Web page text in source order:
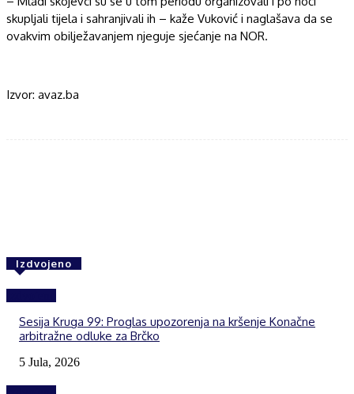
skupljali tijela i sahranjivali ih – kaže Vuković i naglašava da se
ovakvim obilježavanjem njeguje sjećanje na NOR.
Izvor: avaz.ba
Izdvojeno
Sesija Kruga 99: Proglas upozorenja na kršenje Konačne
arbitražne odluke za Brčko
5 Jula, 2026